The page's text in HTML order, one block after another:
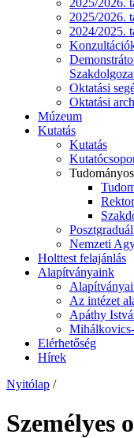
2025/2026.
2025/2026.
2024/2025.
Oktatási
Oktatási
Múzeum
Kutatás
Kutatás
Nemzeti
Holttest felajánlás
Alapítványaink
Az intézet
Apáthy
Elérhetőség
Hírek
Nyitólap /
Személyes